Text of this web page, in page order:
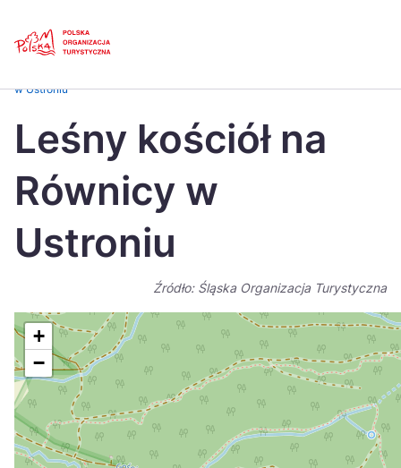
Česká
Dansk
Italiano
日本
Português
Suomi
Україна
Zamknij
w Ustroniu
Leśny kościół na
Równicy w
Ustroniu
Źródło: Śląska Organizacja Turystyczna
+
−